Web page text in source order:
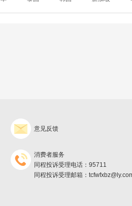
意见反馈
消费者服务
同程投诉受理电话：95711
同程投诉受理邮箱：